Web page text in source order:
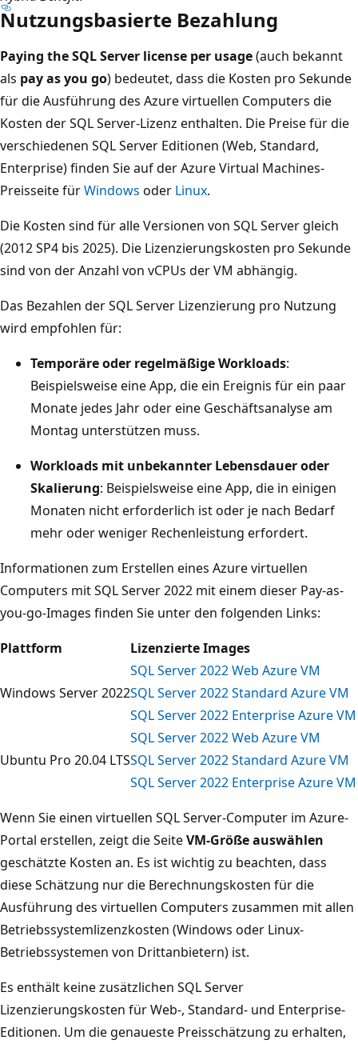
Nutzungsbasierte Bezahlung
Paying the SQL Server license per usage(auch bekannt
als pay as you go) bedeutet, dass die Kosten pro Sekunde
für die Ausführung des Azure virtuellen Computers die
Kosten der SQL Server-Lizenz enthalten. Die Preise für die
verschiedenen SQL Server Editionen (Web, Standard,
Enterprise) finden Sie auf der Azure Virtual Machines-
Preisseite fürWindows oder Linux.
Die Kosten sind für alle Versionen von SQL Server gleich
(2012 SP4 bis 2025). Die Lizenzierungskosten pro Sekunde
sind von der Anzahl von vCPUs der VM abhängig.
Das Bezahlen der SQL Server Lizenzierung pro Nutzung
wird empfohlen für:
Temporäre oder regelmäßige Workloads:
Beispielsweise eine App, die ein Ereignis für ein paar
Monate jedes Jahr oder eine Geschäftsanalyse am
Montag unterstützen muss.
Workloads mit unbekannter Lebensdauer oder
Skalierung: Beispielsweise eine App, die in einigen
Monaten nicht erforderlich ist oder je nach Bedarf
mehr oder weniger Rechenleistung erfordert.
Informationen zum Erstellen eines Azure virtuellen
Computers mit SQL Server 2022 mit einem dieser Pay-as-
you-go-Images finden Sie unter den folgenden Links:
Plattform
Lizenzierte Images
Windows Server 2022
SQL Server 2022 Web Azure VM
SQL Server 2022 Standard Azure VM
SQL Server 2022 Enterprise Azure VM
Ubuntu Pro 20.04 LTS
SQL Server 2022 Web Azure VM
SQL Server 2022 Standard Azure VM
SQL Server 2022 Enterprise Azure VM
Wenn Sie einen virtuellen SQL Server-Computer im Azure-
Portal erstellen, zeigt die SeiteVM-Größe auswählen
geschätzte Kosten an. Es ist wichtig zu beachten, dass
diese Schätzung nur die Berechnungskosten für die
Ausführung des virtuellen Computers zusammen mit allen
Betriebssystemlizenzkosten (Windows oder Linux-
Betriebssystemen von Drittanbietern) ist.
Es enthält keine zusätzlichen SQL Server
Lizenzierungskosten für Web-, Standard- und Enterprise-
Editionen. Um die genaueste Preisschätzung zu erhalten,